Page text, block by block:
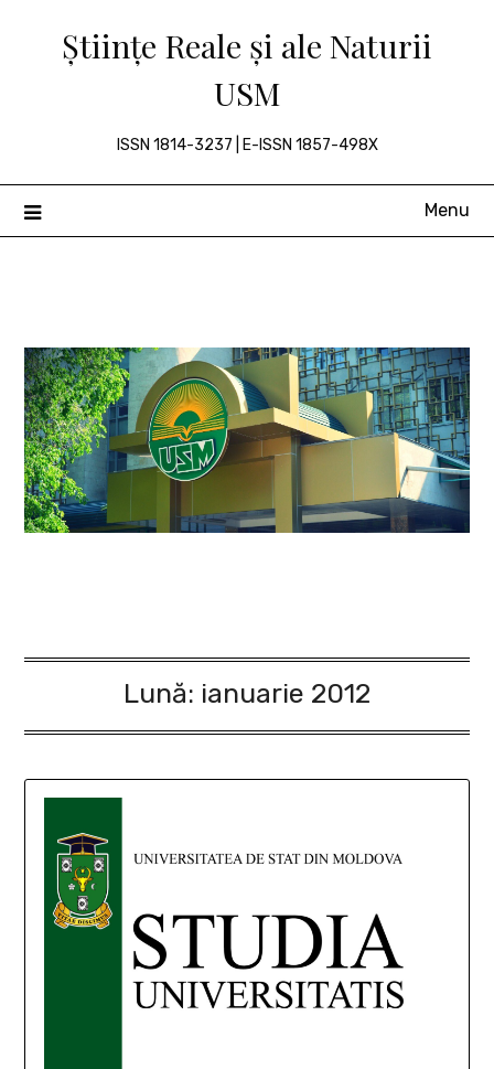
Științe Reale și ale Naturii
USM
ISSN 1814-3237 | E-ISSN 1857-498X
Menu
Lună: ianuarie 2012